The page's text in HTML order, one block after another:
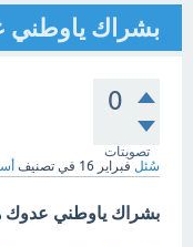
بشراك ياوطني
0
تصويتات
سُئل فبراير 16 في تصنيف
بشراك ياوطني عدوك